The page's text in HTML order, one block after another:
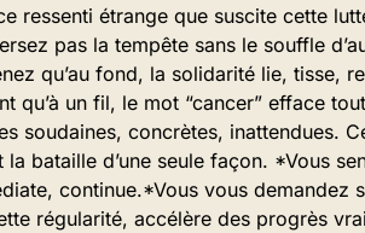
ressenti étrange que suscite cette
pas la tempête sans le souffle
qu’au fond, la solidarité lie, tisse,
qu’à un fil, le mot “cancer” efface
soudaines, concrètes, inattendues.
bataille d’une seule façon. *Vous
continue.*Vous vous demandez
régularité, accélère des progrès